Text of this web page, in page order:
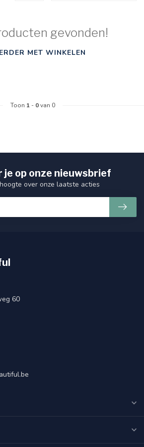
gevonden!
MET WINKELEN
Toon 1 - 0van 0
je op onze nieuwsbrief
over onze laatste acties
60